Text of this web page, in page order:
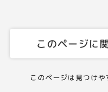
このページに
このページは見つけや